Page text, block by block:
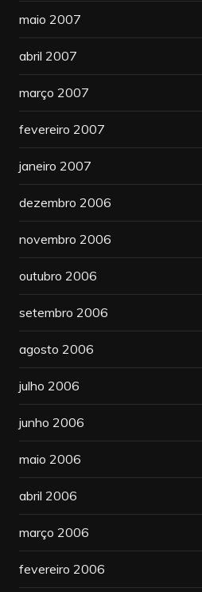
maio 2007
abril 2007
março 2007
fevereiro 2007
janeiro 2007
dezembro 2006
novembro 2006
outubro 2006
setembro 2006
agosto 2006
julho 2006
junho 2006
maio 2006
abril 2006
março 2006
fevereiro 2006